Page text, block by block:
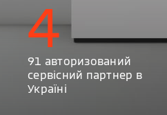
4
91 авторизований
сервісний партнер в
Україні